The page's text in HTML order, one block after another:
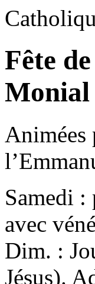
Fête
Monial
Animées
Samedi
avec
Dim. :
Jésus).